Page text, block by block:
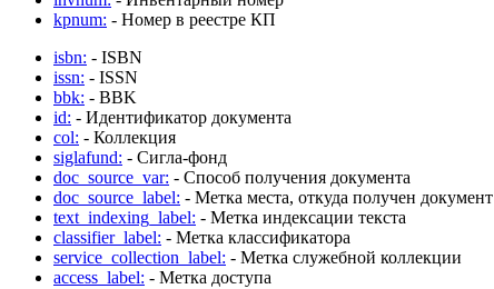
kpnum: - Номер в реестре КП
isbn: - ISBN
issn: - ISSN
bbk: - BBK
id: - Идентификатор документа
col: - Коллекция
siglafund: - Сигла-фонд
doc_source_var: - Способ получения документа
doc_source_label: - Метка места, откуда получен документ
text_indexing_label: - Метка индексации текста
classifier_label: - Метка классификатора
service_collection_label: - Метка служебной коллекции
access_label: - Метка доступа